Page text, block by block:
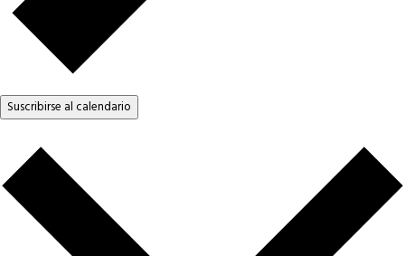
Suscribirse al calendario